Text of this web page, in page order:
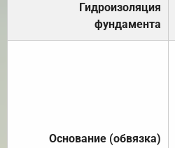
Гидроизоляция
фундамента
Основание (обвязка)